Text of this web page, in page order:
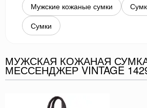
Мужские кожаные сумки
Сумки
МУЖСКАЯ КОЖАНАЯ
МЕССЕНДЖЕР VINTAGE